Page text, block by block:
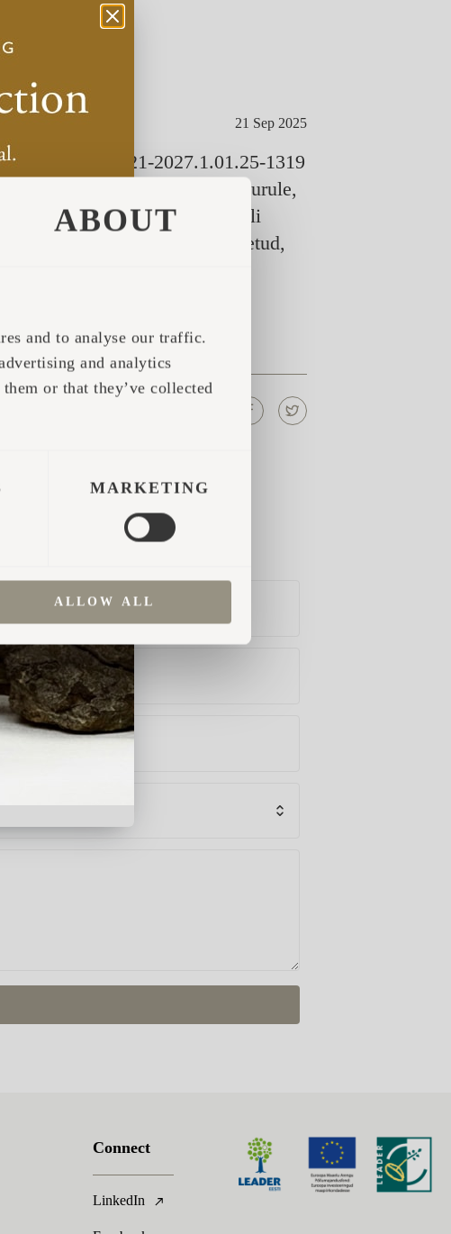
ABOUT
and to analyse our traffic.
and analytics
or that they’ve collected
MARKETING
ALLOW ALL
21 Sep 2025
projekti nr 2021-2027.1.01.25-1319
väikemajade turule,
viies olemasoleva tooteportfelli
välja uus käsitööna toodetud,
elamuehitusnormidele.
Connect
LinkedIn